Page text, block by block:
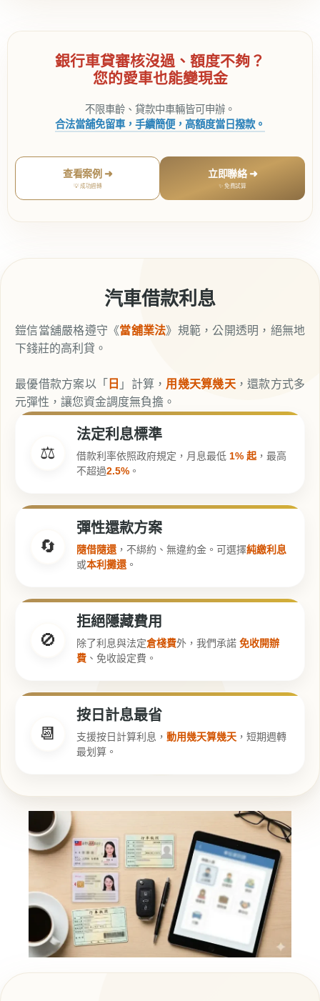
銀行車貸審核沒過、額度不夠？
您的愛車也能變現金
不限車齡、貸款中車輛皆可申辦。
合法當舖免留車，手續簡便，高額度當日撥款。
查看案例 ➜
💡 成功週轉
立即聯絡 ➜
✨ 免費試算
汽車借款利息
鎧信當舖嚴格遵守《當舖業法》規範，公開透明，絕無地
下錢莊的高利貸。
最優借款方案以「 日 」計算， 用幾天算幾天，還款方式多
元彈性，讓您資金調度無負擔。
⚖️
法定利息標準
借款利率依照政府規定，月息最低 1% 起 ，最高
不超過2.5% 。
🔄
彈性還款方案
隨借隨還 ，不綁約、無違約金。可選擇純繳利息
或本利攤還 。
🚫
拒絕隱藏費用
除了利息與法定倉棧費外，我們承諾 免收開辦
費 、免收設定費。
📆
按日計息最省
支援按日計算利息， 動用幾天算幾天 ，短期週轉
最划算。